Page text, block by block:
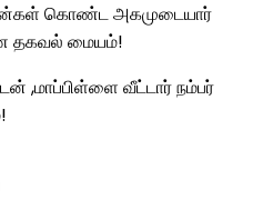
கொண்ட அகமுடையார்
தகவல் மையம்!
,மாப்பிள்ளை வீட்டார் நம்பர்